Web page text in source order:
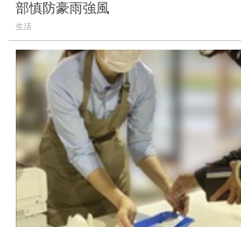
部慎防豪雨強風
生活